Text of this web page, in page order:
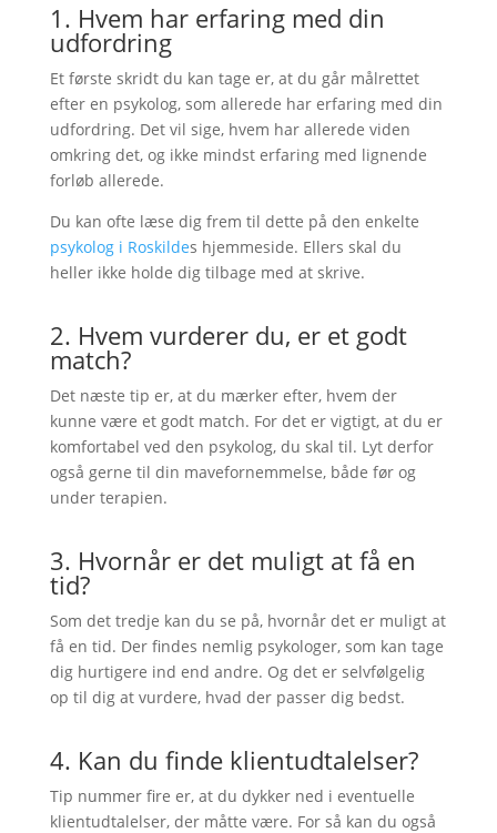
1. Hvem har erfaring med din
udfordring
Et første skridt du kan tage er, at du går målrettet
efter en psykolog, som allerede har erfaring med din
udfordring. Det vil sige, hvem har allerede viden
omkring det, og ikke mindst erfaring med lignende
forløb allerede.
Du kan ofte læse dig frem til dette på den enkelte
psykolog i Roskildes hjemmeside. Ellers skal du
heller ikke holde dig tilbage med at skrive.
2. Hvem vurderer du, er et godt
match?
Det næste tip er, at du mærker efter, hvem der
kunne være et godt match. For det er vigtigt, at du er
komfortabel ved den psykolog, du skal til. Lyt derfor
også gerne til din mavefornemmelse, både før og
under terapien.
3. Hvornår er det muligt at få en
tid?
Som det tredje kan du se på, hvornår det er muligt at
få en tid. Der findes nemlig psykologer, som kan tage
dig hurtigere ind end andre. Og det er selvfølgelig
op til dig at vurdere, hvad der passer dig bedst.
4. Kan du finde klientudtalelser?
Tip nummer fire er, at du dykker ned i eventuelle
klientudtalelser, der måtte være. For så kan du også